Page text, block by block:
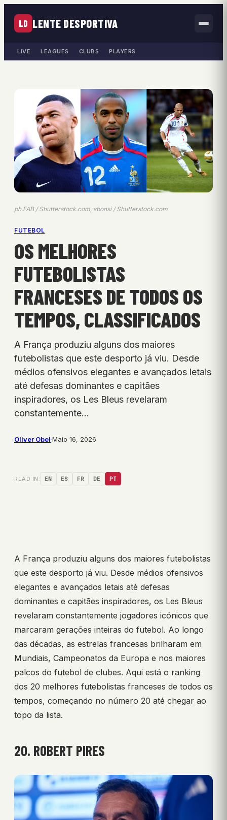
LD LENTE DESPORTIVA
LIVE LEAGUES CLUBS PLAYERS
ph.FAB / Shutterstock.com, sbonsi / Shutterstock.com
FUTEBOL
OS MELHORES
FUTEBOLISTAS
FRANCESES DE TODOS OS
TEMPOS, CLASSIFICADOS
A França produziu alguns dos maiores
futebolistas que este desporto já viu. Desde
médios ofensivos elegantes e avançados letais
até defesas dominantes e capitães
inspiradores, os Les Bleus revelaram
constantemente…
Oliver Obel·Maio 16, 2026
READ IN: EN ES FR DE PT
A França produziu alguns dos maiores futebolistas
que este desporto já viu. Desde médios ofensivos
elegantes e avançados letais até defesas
dominantes e capitães inspiradores, os Les Bleus
revelaram constantemente jogadores icónicos que
marcaram gerações inteiras do futebol. Ao longo
das décadas, as estrelas francesas brilharam em
Mundiais, Campeonatos da Europa e nos maiores
palcos do futebol de clubes. Aqui está o ranking
dos 20 melhores futebolistas franceses de todos os
tempos, começando no número 20 até chegar ao
topo da lista.
20. ROBERT PIRES